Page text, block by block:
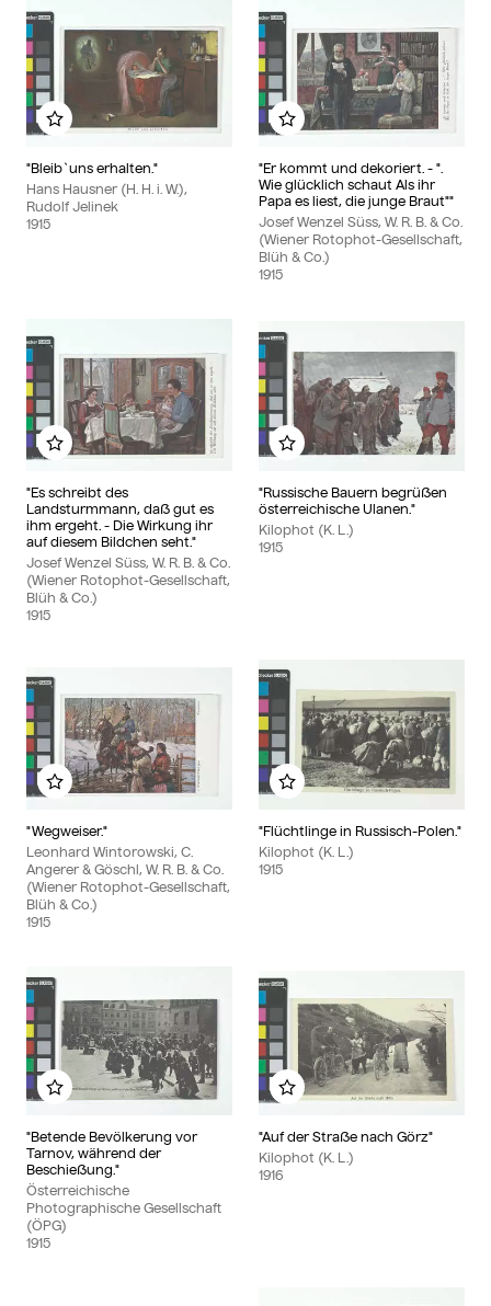
"Bleib`uns erhalten."
Hans Hausner (H. H. i. W.),
Rudolf Jelinek
1915
Add to my album
"Er kommt und dekoriert. - ".
Wie glücklich schaut Als ihr
Papa es liest, die junge Braut""
Josef Wenzel Süss, W. R. B. & Co.
(Wiener Rotophot-Gesellschaft,
Blüh & Co.)
1915
Add to my album
"Es schreibt des
Landsturmmann, daß gut es
ihm ergeht. - Die Wirkung ihr
auf diesem Bildchen seht."
Josef Wenzel Süss, W. R. B. & Co.
(Wiener Rotophot-Gesellschaft,
Blüh & Co.)
1915
Add to my album
"Russische Bauern begrüßen
österreichische Ulanen."
Kilophot (K. L.)
1915
Add to my album
"Wegweiser."
Leonhard Wintorowski, C.
Angerer & Göschl, W. R. B. & Co.
(Wiener Rotophot-Gesellschaft,
Blüh & Co.)
1915
Add to my album
"Flüchtlinge in Russisch-Polen."
Kilophot (K. L.)
1915
Add to my album
"Betende Bevölkerung vor
Tarnov, während der
Beschießung."
Österreichische
Photographische Gesellschaft
(ÖPG)
1915
Add to my album
"Auf der Straße nach Görz"
Kilophot (K. L.)
1916
Add to my album